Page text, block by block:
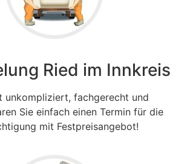
Ried im Innkreis
unkompliziert, fachgerecht und
Sie einfach einen Termin für die
mit Festpreisangebot!